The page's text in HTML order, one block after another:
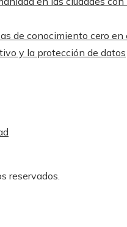
de conocimiento cero en
y la protección de datos
reservados.